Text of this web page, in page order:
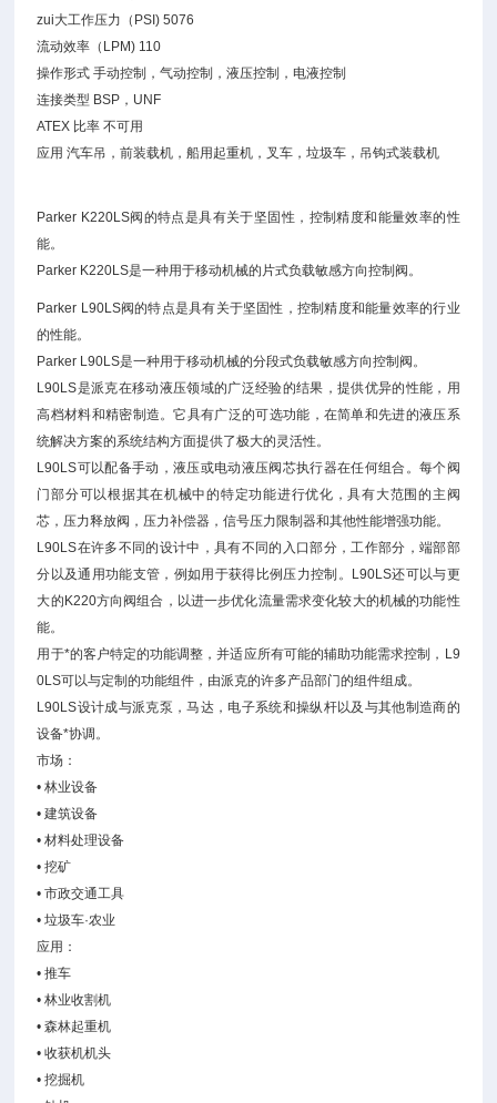
zui大工作压力（PSI) 5076
流动效率（LPM) 110
操作形式 手动控制，气动控制，液压控制，电液控制
连接类型 BSP，UNF
ATEX 比率 不可用
应用 汽车吊，前装载机，船用起重机，叉车，垃圾车，吊钩式装载机
Parker K220LS阀的特点是具有关于坚固性，控制精度和能量效率的性
能。
Parker K220LS是一种用于移动机械的片式负载敏感方向控制阀。
Parker L90LS阀的特点是具有关于坚固性，控制精度和能量效率的行业
的性能。
Parker L90LS是一种用于移动机械的分段式负载敏感方向控制阀。
L90LS是派克在移动液压领域的广泛经验的结果，提供优异的性能，用
高档材料和精密制造。它具有广泛的可选功能，在简单和先进的液压系
统解决方案的系统结构方面提供了极大的灵活性。
L90LS可以配备手动，液压或电动液压阀芯执行器在任何组合。每个阀
门部分可以根据其在机械中的特定功能进行优化，具有大范围的主阀
芯，压力释放阀，压力补偿器，信号压力限制器和其他性能增强功能。
L90LS在许多不同的设计中，具有不同的入口部分，工作部分，端部部
分以及通用功能支管，例如用于获得比例压力控制。L90LS还可以与更
大的K220方向阀组合，以进一步优化流量需求变化较大的机械的功能性
能。
用于*的客户特定的功能调整，并适应所有可能的辅助功能需求控制，L9
0LS可以与定制的功能组件，由派克的许多产品部门的组件组成。
L90LS设计成与派克泵，马达，电子系统和操纵杆以及与其他制造商的
设备*协调。
市场：
• 林业设备
• 建筑设备
• 材料处理设备
• 挖矿
• 市政交通工具
• 垃圾车·农业
应用：
• 推车
• 林业收割机
• 森林起重机
• 收获机机头
• 挖掘机